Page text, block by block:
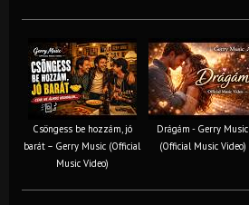
Csöngess be hozzám, jó
barát – Gerry Music (Official
Music Video)
Drágám - Gerry Music
(Official Music Video)